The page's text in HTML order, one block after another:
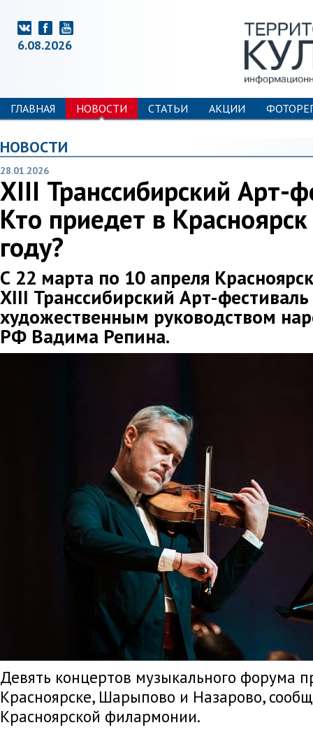
6.08.2026
ГЛАВНАЯ НОВОСТИ СТАТЬИ АКЦИИ
НОВОСТИ
28.01.2026
XIII Транссибирский Арт-
Кто приедет в
году?
С 22 марта по 10 апреля
XIII Транссибирский Арт-
художественным руководством
РФ Вадима Репина.
Девять концертов музыкального форума
Красноярске, Шарыпово и Назарово,
Красноярской филармонии.